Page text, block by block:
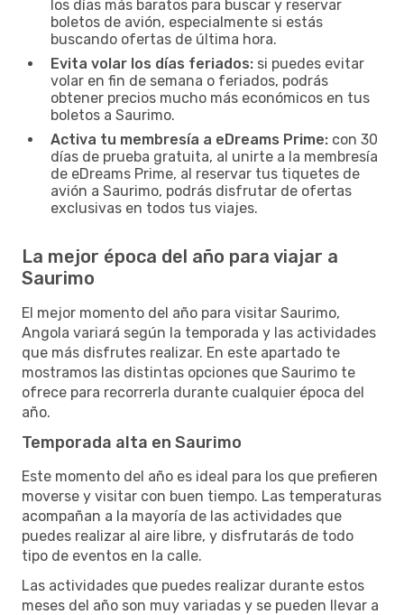
los días más baratos para buscar y reservar
boletos de avión, especialmente si estás
buscando ofertas de última hora.
Evita volar los días feriados: si puedes evitar
volar en fin de semana o feriados, podrás
obtener precios mucho más económicos en tus
boletos a Saurimo.
Activa tu membresía a eDreams Prime: con 30
días de prueba gratuita, al unirte a la membresía
de eDreams Prime, al reservar tus tiquetes de
avión a Saurimo, podrás disfrutar de ofertas
exclusivas en todos tus viajes.
La mejor época del año para viajar a
Saurimo
El mejor momento del año para visitar Saurimo,
Angola variará según la temporada y las actividades
que más disfrutes realizar. En este apartado te
mostramos las distintas opciones que Saurimo te
ofrece para recorrerla durante cualquier época del
año.
Temporada alta en Saurimo
Este momento del año es ideal para los que prefieren
moverse y visitar con buen tiempo. Las temperaturas
acompañan a la mayoría de las actividades que
puedes realizar al aire libre, y disfrutarás de todo
tipo de eventos en la calle.
Las actividades que puedes realizar durante estos
meses del año son muy variadas y se pueden llevar a